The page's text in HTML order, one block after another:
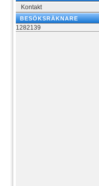
Kontakt
BESÖKSRÄKNARE
1282139